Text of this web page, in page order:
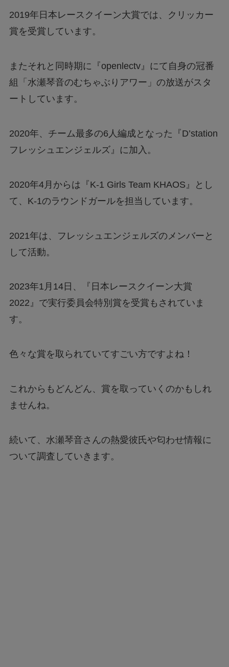
2019年日本レースクイーン大賞では、クリッカー
賞を受賞しています。
またそれと同時期に『openlectv』にて自身の冠番
組「水瀬琴音のむちゃぶりアワー」の放送がスタ
ートしています。
2020年、チーム最多の6人編成となった『D’station
フレッシュエンジェルズ』に加入。
2020年4月からは『K-1 Girls Team KHAOS』とし
て、K-1のラウンドガールを担当しています。
2021年は、フレッシュエンジェルズのメンバーと
して活動。
2023年1月14日、『日本レースクイーン大賞
2022』で実行委員会特別賞を受賞もされていま
す。
色々な賞を取られていてすごい方ですよね！
これからもどんどん、賞を取っていくのかもしれ
ませんね。
続いて、水瀬琴音さんの熱愛彼氏や匂わせ情報に
ついて調査していきます。